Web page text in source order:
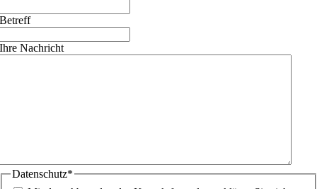
Betreff
Ihre Nachricht
Datenschutz*